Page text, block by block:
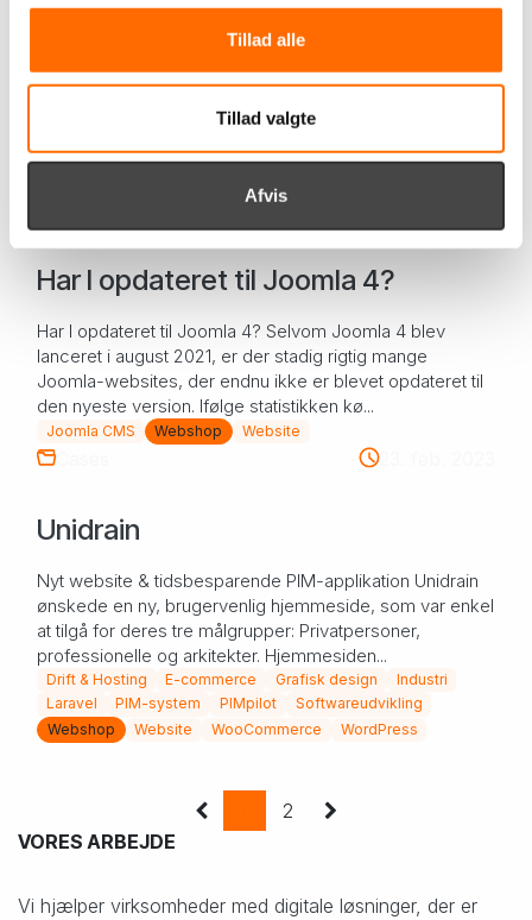
Tillad alle
Tillad valgte
Afvis
Cyklop-Emballering A/S
Cyklop-Emballering A/S Cyklop-Emballering A/S har fået
en ny Prestashop-webshop . Derudover har Cyklop valgt
itpilot til at hoste deres webhotel. Cyklop havde tidligere
en Joomla!-webshop, men grundet...
Har I opdateret til Joomla 4?
Har I opdateret til Joomla 4? Selvom Joomla 4 blev
lanceret i august 2021, er der stadig rigtig mange
Joomla-websites, der endnu ikke er blevet opdateret til
den nyeste version. Ifølge statistikken kø...
Joomla CMS Webshop Website
Cases 23. feb. 2023
Unidrain
Nyt website & tidsbesparende PIM-applikation Unidrain
ønskede en ny, brugervenlig hjemmeside, som var enkel
at tilgå for deres tre målgrupper: Privatpersoner,
professionelle og arkitekter. Hjemmesiden...
Drift & Hosting E-commerce Grafisk design
Industri
Laravel
PIM-system PIMpilot
Softwareudvikling
Webshop
Website WooCommerce WordPress
2
VORES ARBEJDE
Vi hjælper virksomheder med digitale løsninger, der er